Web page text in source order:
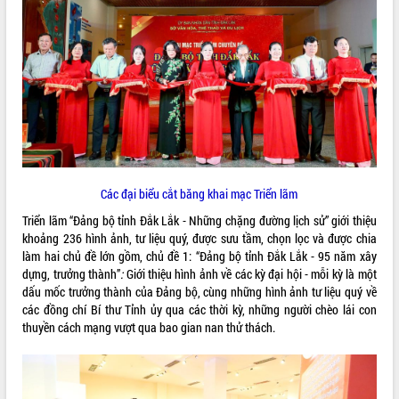
Loading the player...
Khám bệnh, cấp phát thuốc miễn phí
và tặng quà người dân xã Cư Pui
Hội nghị UBND tỉnh Đắk Lắk thường kỳ
tháng 7/2026
Lễ truy tặng danh hiệu “Bà Mẹ Việt
Nam Anh hùng” và trao Huân chương
UBND tỉnh Đắk Lắk triển khai nhiệm
vụ 6 tháng cuối năm 2026
Kỳ họp thứ Hai, Hội đồng nhân dân
tỉnh khóa XI quyết nghị nhiều nội dung
quan trọng
Bí thư Tỉnh ủy Lương Nguyễn Minh
Triết thăm, tặng quà người có công với
Rà soát, hoàn thiện hệ thống thiết chế
ALBUM ẢNH
Các đại biểu cắt băng khai mạc Triển lãm
Triển lãm “Đảng bộ tỉnh Đắk Lắk - Những chặng đường lịch sử” giới thiệu
khoảng 236 hình ảnh, tư liệu quý, được sưu tầm, chọn lọc và được chia
làm hai chủ đề lớn gồm, chủ đề 1: “Đảng bộ tỉnh Đắk Lắk - 95 năm xây
dựng, trưởng thành”:Giới thiệu hình ảnh về các kỳ đại hội - mỗi kỳ là một
dấu mốc trưởng thành của Đảng bộ, cùng những hình ảnh tư liệu quý về
các đồng chí Bí thư Tỉnh ủy qua các thời kỳ, những người chèo lái con
thuyền cách mạng vượt qua bao gian nan thử thách.